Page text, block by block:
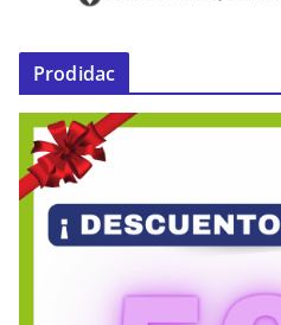
Prodidac